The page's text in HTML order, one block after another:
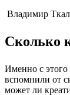
Владимир
Сколько
Именно с этого
вспомнили от
может ли